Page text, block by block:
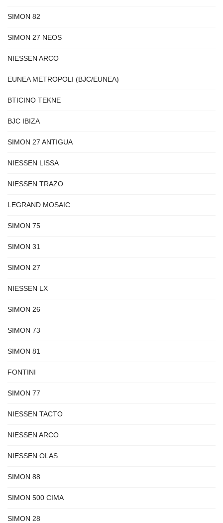
SIMON 82
SIMON 27 NEOS
NIESSEN ARCO
EUNEA METROPOLI (BJC/EUNEA)
BTICINO TEKNE
BJC IBIZA
SIMON 27 ANTIGUA
NIESSEN LISSA
NIESSEN TRAZO
LEGRAND MOSAIC
SIMON 75
SIMON 31
SIMON 27
NIESSEN LX
SIMON 26
SIMON 73
SIMON 81
FONTINI
SIMON 77
NIESSEN TACTO
NIESSEN ARCO
NIESSEN OLAS
SIMON 88
SIMON 500 CIMA
SIMON 28